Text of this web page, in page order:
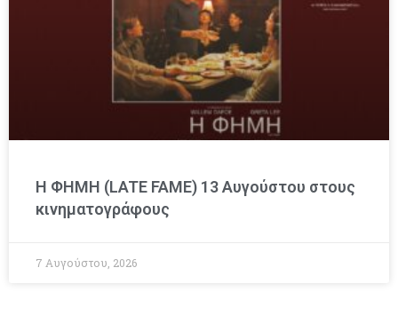
Η ΦΗΜΗ (LATE FAME) 13 Αυγούστου στους
κινηματογράφους
7 Αυγούστου, 2026